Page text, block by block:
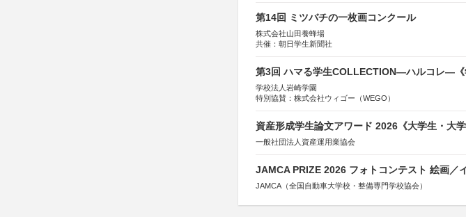
第14回 ミツバチの一枚画コンクール
株式会社山田養蜂場
共催：朝日学生新聞社
第3回 ハマる学生COLLECTION―ハルコレ―《
学校法人岩崎学園
特別協賛：株式会社ウィゴー（WEGO）
資産形成学生論文アワード 2026《大学生・大学
一般社団法人資産運用業協会
JAMCA PRIZE 2026 フォトコンテスト 絵画／
JAMCA（全国自動車大学校・整備専門学校協会）